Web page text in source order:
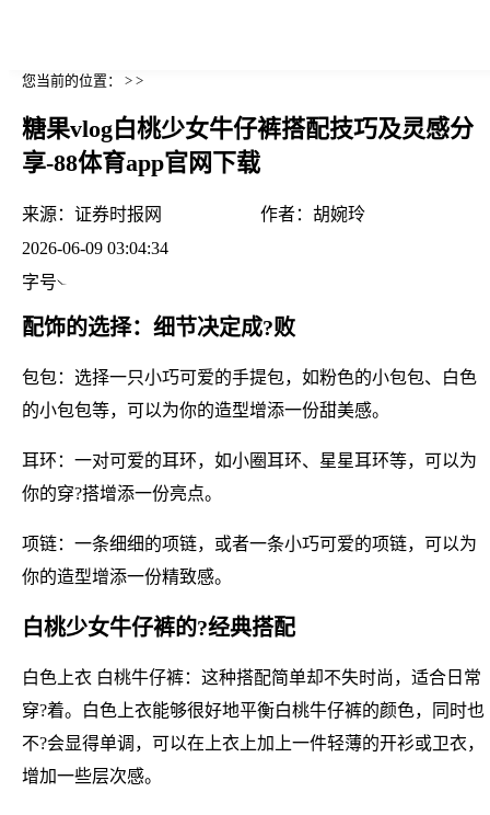
您当前的位置： > >
糖果vlog白桃少女牛仔裤搭配技巧及灵感分
享-88体育app官网下载
来源： 证券时报网 作者： 胡婉玲
2026-06-09 03:04:34
字号
配饰的选择：细节决定成?败
包包：选择一只小巧可爱的手提包，如粉色的小包包、白色
的小包包等，可以为你的造型增添一份甜美感。
耳环：一对可爱的耳环，如小圈耳环、星星耳环等，可以为
你的穿?搭增添一份亮点。
项链：一条细细的项链，或者一条小巧可爱的项链，可以为
你的造型增添一份精致感。
白桃少女牛仔裤的?经典搭配
白色上衣 白桃牛仔裤：这种搭配简单却不失时尚，适合日常
穿?着。白色上衣能够很好地平衡白桃牛仔裤的颜色，同时也
不?会显得单调，可以在上衣上加上一件轻薄的开衫或卫衣，
增加一些层次感。